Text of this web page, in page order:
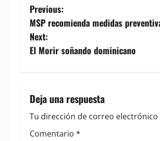
P
o
s
n
a
v
Previous:
MSP recomienda medidas
Next:
El Morir soñando dominicano
Deja una respuesta
Tu dirección de correo
Comentario *